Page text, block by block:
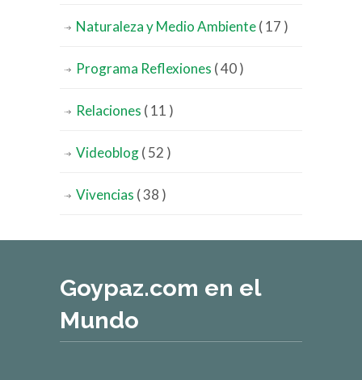
Naturaleza y Medio Ambiente( 17 )
Programa Reflexiones ( 40 )
Relaciones ( 11 )
Videoblog( 52 )
Vivencias ( 38 )
Goypaz.com en el
Mundo